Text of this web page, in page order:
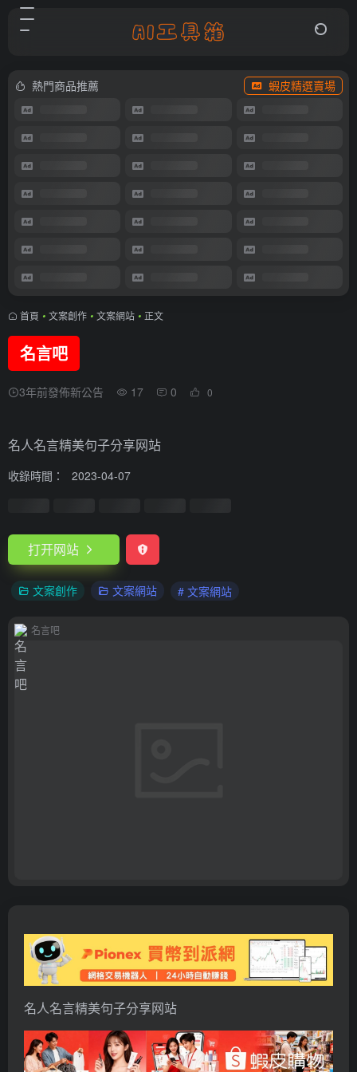
熱門商品推薦 蝦皮精選賣場
首頁 • 文案創作 • 文案網站 • 正文
名言吧
3年前發佈新公告 17 0 0
名人名言精美句子分享网站
收錄時間： 2023-04-07
打开网站
文案創作 文案網站 # 文案網站
名言吧
名人名言精美句子分享网站